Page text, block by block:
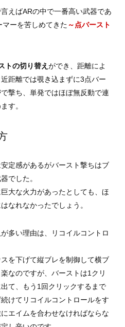
えばARの中で一番高い武器であ
ーを苦しめてきた ～点バースト
トの切り替え ができ、距離によ
距離では覗き込まずに3点バー
で撃ち、単発ではほぼ無反動で連
す。
定感があるがバースト撃ちはブ
でした。
大な火力があったとしても、ほ
なれなかったでしょう。
多い理由は、リコイルコントロ
を下げて縦ブレを制御して横ブ
なのですが、バーストは1クリ
て、もう1回クリックするまで
けてリコイルコントロールをす
エイムを合わせなければならな